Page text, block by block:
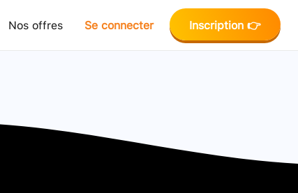
Nos offres Se connecter Inscription 👉